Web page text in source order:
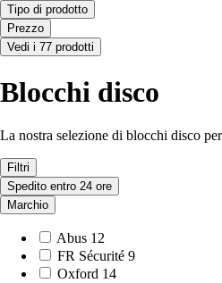
Tipo di prodotto
Prezzo
Vedi i 77 prodotti
Blocchi disco
La nostra selezione di blocchi disco
Filtri
Spedito entro 24 ore
Marchio
Abus 12
FR Sécurité 9
Oxford 14